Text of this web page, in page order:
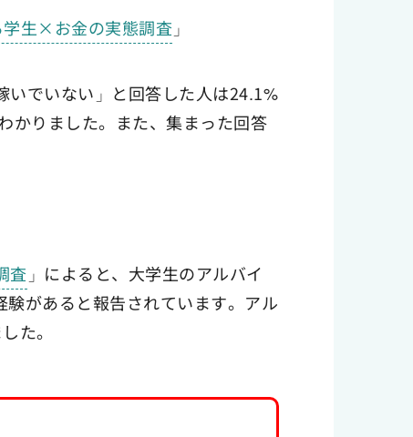
学生×お金の実態調査 」
いでいない」と回答した人は24.1%
かりました。また、集まった回答
査 」によると、大学生のアルバイ
があると報告されています。アル
た。